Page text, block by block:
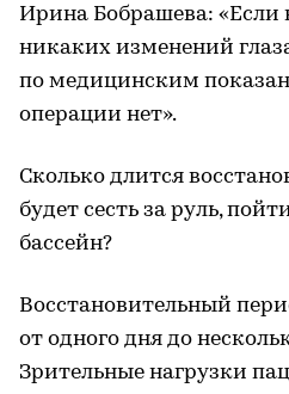
Ирина Бобрашева: «Если
никаких изменений
по медицинским
операции нет».
Сколько длится
будет сесть за руль,
бассейн?
Восстановительный
от одного дня до
Зрительные нагрузки